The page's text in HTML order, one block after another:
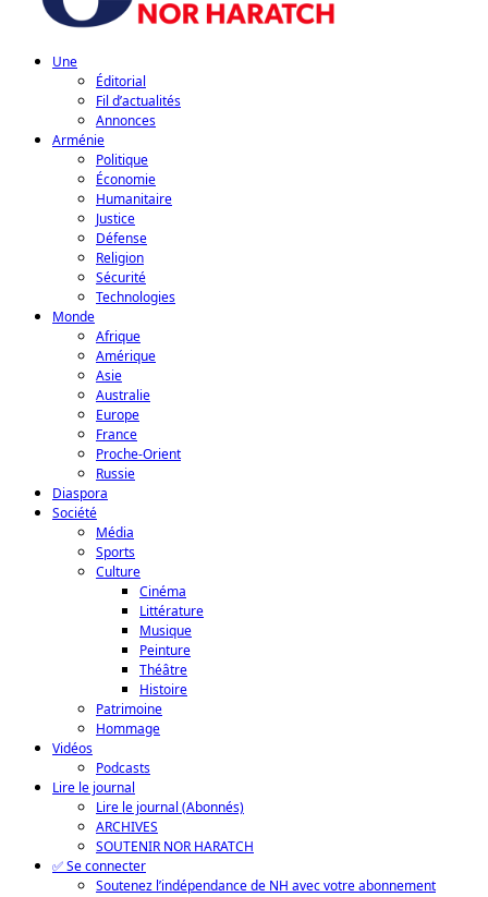
Une
Éditorial
Fil d’actualités
Annonces
Arménie
Politique
Économie
Humanitaire
Justice
Défense
Religion
Sécurité
Technologies
Monde
Afrique
Amérique
Asie
Australie
Europe
France
Proche-Orient
Russie
Diaspora
Société
Média
Sports
Culture
Cinéma
Littérature
Musique
Peinture
Théâtre
Histoire
Patrimoine
Hommage
Vidéos
Podcasts
Lire le journal
Lire le journal (Abonnés)
ARCHIVES
SOUTENIR NOR HARATCH
✅ Se connecter
Soutenez l’indépendance de NH avec votre abonnement